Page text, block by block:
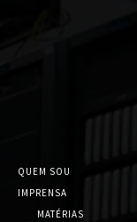
QUEM SOU
IMPRENSA
MATÉRIAS